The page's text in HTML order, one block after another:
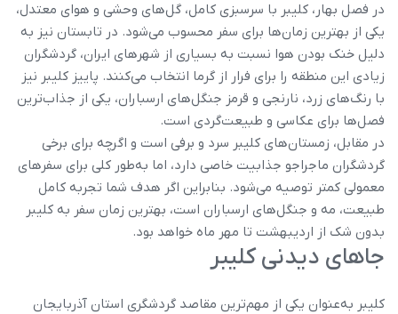
در فصل بهار، کلیبر با سرسبزی کامل، گل‌های وحشی و هوای معتدل،
یکی از بهترین زمان‌ها برای سفر محسوب می‌شود. در تابستان نیز به
دلیل خنک بودن هوا نسبت به بسیاری از شهرهای ایران، گردشگران
زیادی این منطقه را برای فرار از گرما انتخاب می‌کنند. پاییز کلیبر نیز
با رنگ‌های زرد، نارنجی و قرمز جنگل‌های ارسباران، یکی از جذاب‌ترین
فصل‌ها برای عکاسی و طبیعت‌گردی است.
در مقابل، زمستان‌های کلیبر سرد و برفی است و اگرچه برای برخی
گردشگران ماجراجو جذابیت خاصی دارد، اما به‌طور کلی برای سفرهای
معمولی کمتر توصیه می‌شود. بنابراین اگر هدف شما تجربه کامل
طبیعت، مه و جنگل‌های ارسباران است، بهترین زمان سفر به کلیبر
بدون شک از اردیبهشت تا مهر ماه خواهد بود.
جاهای دیدنی کلیبر
کلیبر به‌عنوان یکی از مهم‌ترین مقاصد گردشگری استان آذربایجان